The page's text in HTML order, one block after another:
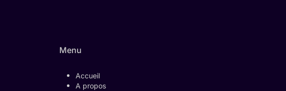
Menu
Accueil
A propos